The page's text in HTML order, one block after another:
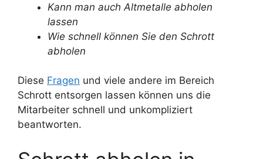
Kann man auch Altmetalle abholen
lassen
Wie schnell können Sie den Schrott
abholen
Diese Fragen und viele andere im Bereich
Schrott entsorgen lassen können uns die
Mitarbeiter schnell und unkompliziert
beantworten.